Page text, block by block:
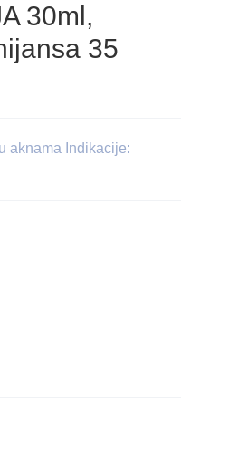
30ml,
35
aknama Indikacije: